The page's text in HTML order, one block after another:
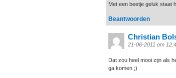
Met een beetje geluk staat
Beantwoorden
Christian
21-06-2011 om
Dat zou heel mooi zijn als
ga komen ;)